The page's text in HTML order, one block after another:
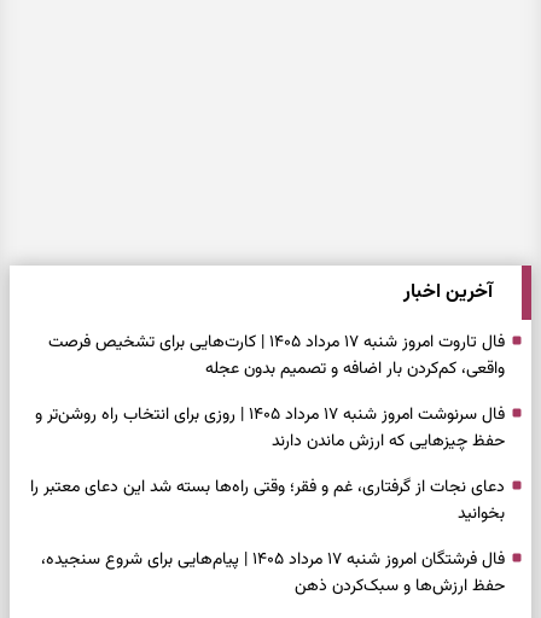
آخرین اخبار
فال تاروت امروز شنبه ۱۷ مرداد ۱۴۰۵ | کارت‌هایی برای تشخیص فرصت
واقعی، کم‌کردن بار اضافه و تصمیم بدون عجله
فال سرنوشت امروز شنبه ۱۷ مرداد ۱۴۰۵ | روزی برای انتخاب راه روشن‌تر و
حفظ چیزهایی که ارزش ماندن دارند
دعای نجات از گرفتاری، غم و فقر؛ وقتی راه‌ها بسته شد این دعای معتبر را
بخوانید
فال فرشتگان امروز شنبه ۱۷ مرداد ۱۴۰۵ | پیام‌هایی برای شروع سنجیده،
حفظ ارزش‌ها و سبک‌کردن ذهن